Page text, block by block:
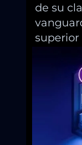
de su
superior